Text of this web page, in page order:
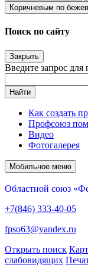
Коричневым по
Поиск по сайту
Закрыть
Введите запрос для
Найти
Как создать
Профсоюз
Видео
Фотогалерея
Мобильное меню
Областной союз
+7(846) 333-40-05
fpso63@yandex.ru
Открыть поиск
слабовидящих